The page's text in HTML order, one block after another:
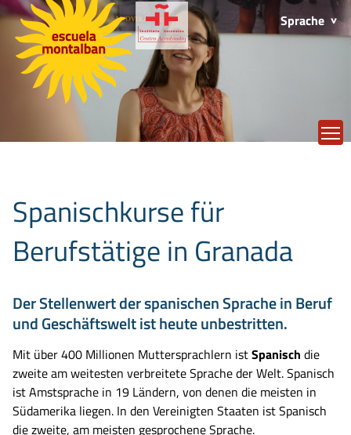
Sprache
Spanischkurse für
Berufstätige in Granada
Der Stellenwert der spanischen Sprache in Beruf
und Geschäftswelt ist heute unbestritten.
Mit über 400 Millionen Muttersprachlern istSpanisch die
zweite am weitesten verbreitete Sprache der Welt. Spanisch
ist Amstsprache in 19 Ländern, von denen die meisten in
Südamerika liegen. In den Vereinigten Staaten ist Spanisch
die zweite, am meisten gesprochene Sprache.